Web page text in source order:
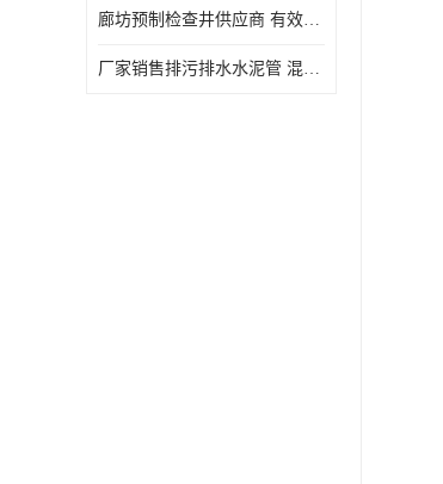
廊坊预制检查井供应商 有效引导分流雨水
厂家销售排污排水水泥管 混凝土钢筋水泥管 承插式混凝土排水管